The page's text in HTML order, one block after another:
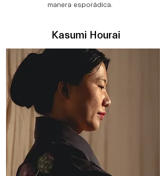
manera esporádica.
Kasumi Hourai